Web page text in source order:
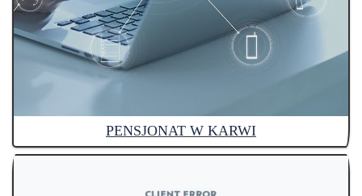
PENSJONAT W KARWI